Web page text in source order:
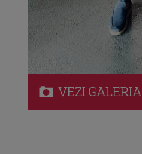
VEZI GALERIA